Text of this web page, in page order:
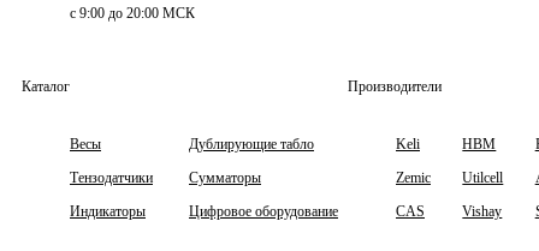
с 9:00 до 20:00 МСК
Каталог
Весы
Тензодатчики
Индикаторы
Дублирующие табло
Сумматоры
Цифровое оборудование
Производители
Keli
Zemic
CAS
HBM
Utilcell
Vishay